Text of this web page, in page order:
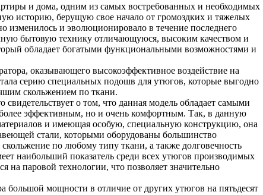
и дома, одним из самых востребованных и необходимых
историю, берущую свое начало от громоздких и тяжелых
изменилось и эволюционировало в течение последнего
бытовую технику отличающуюся, высоким качеством и
обладает богатыми функциональными возможностями и
оказывающего высокоэффективное воздействие на
серию специальных подошв для утюгов, которые выгодно
скольжением по ткани.
о том, что данная модель обладает самыми
эффективным, но и очень комфортным. Так, в данную
и имеющая особую, специальную конструкцию, она
стали, которыми оборудованы большинство
по любому типу ткани, а также долговечность
наибольший показатель среди всех утюгов производимых
паровой технологии, что позволяет значительно
мощности в отличие от других утюгов на пятьдесят